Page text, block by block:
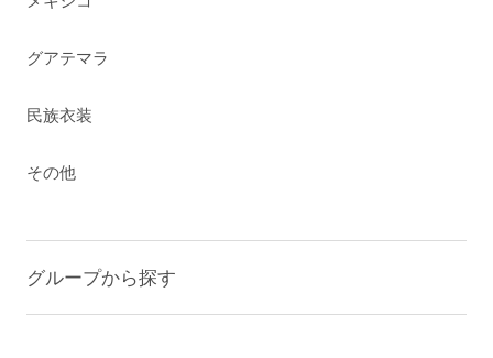
グアテマラ
民族衣装
その他
グループから探す